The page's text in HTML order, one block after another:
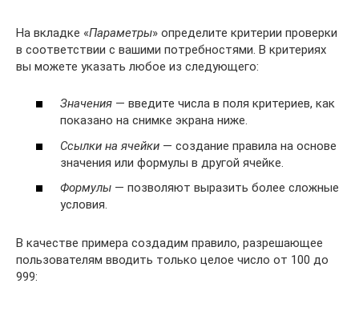
На вкладке «Параметры» определите критерии проверки
в соответствии с вашими потребностями. В критериях
вы можете указать любое из следующего:
Значения — введите числа в поля критериев, как
показано на снимке экрана ниже.
Ссылки на ячейки — создание правила на основе
значения или формулы в другой ячейке.
Формулы — позволяют выразить более сложные
условия.
В качестве примера создадим правило, разрешающее
пользователям вводить только целое число от 100 до
999: